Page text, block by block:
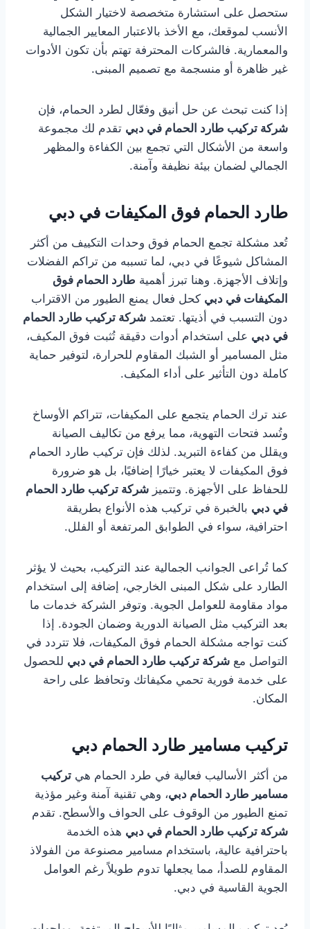
ستحصل على استشارة متخصصة لاختيار الشكل
الأنسب لموقعك، مع الأخذ بالاعتبار المعايير الجمالية
والمعمارية. فالشركات المحترفة تهتم بأن تكون الأدوات
غير ظاهرة أو منسجمة مع تصميم المبنى.
إذا كنت تبحث عن حل أنيق وفعّال لطرد الحمام، فإن
شركة تركيب طارد الحمام في دبي تقدم لك مجموعة
واسعة من الأشكال التي تجمع بين الكفاءة والمظهر
الجمالي لضمان بيئة نظيفة وآمنة.
طارد الحمام فوق المكيفات في دبي
تُعد مشكلة تجمع الحمام فوق وحدات التكييف من أكثر
المشاكل شيوعًا في دبي، لما تسببه من تراكم الفضلات
وإتلاف الأجهزة. وهنا تبرز أهمية طارد الحمام فوق
المكيفات في دبي كحل فعال يمنع الطيور من الاقتراب
دون التسبب في أذيتها. تعتمد شركة تركيب طارد الحمام
في دبي على استخدام أدوات دقيقة تُثبت فوق المكيف،
مثل المسامير أو الشبك المقاوم للحرارة، لتوفير حماية
كاملة دون التأثير على أداء المكيف.
عند ترك الحمام يتجمع على المكيفات، تتراكم الأوساخ
وتُسد فتحات التهوية، مما يرفع من تكاليف الصيانة
ويقلل من كفاءة التبريد. لذلك فإن تركيب طارد الحمام
فوق المكيفات لا يعتبر خيارًا إضافيًا، بل هو ضرورة
للحفاظ على الأجهزة. وتتميز شركة تركيب طارد الحمام
في دبي بالخبرة في تركيب هذه الأنواع بطريقة
احترافية، سواء في الطوابق المرتفعة أو الفلل.
كما تُراعى الجوانب الجمالية عند التركيب، بحيث لا يؤثر
الطارد على شكل المبنى الخارجي، إضافة إلى استخدام
مواد مقاومة للعوامل الجوية. وتوفر الشركة خدمات ما
بعد التركيب مثل الصيانة الدورية وضمان الجودة. إذا
كنت تواجه مشكلة الحمام فوق المكيفات، فلا تتردد في
التواصل مع شركة تركيب طارد الحمام في دبي للحصول
على خدمة فورية تحمي مكيفاتك وتحافظ على راحة
المكان.
تركيب مسامير طارد الحمام دبي
من أكثر الأساليب فعالية في طرد الحمام هي تركيب
مسامير طارد الحمام دبي، وهي تقنية آمنة وغير مؤذية
تمنع الطيور من الوقوف على الحواف والأسطح. تقدم
شركة تركيب طارد الحمام في دبي هذه الخدمة
باحترافية عالية، باستخدام مسامير مصنوعة من الفولاذ
المقاوم للصدأ، مما يجعلها تدوم طويلاً رغم العوامل
الجوية القاسية في دبي.